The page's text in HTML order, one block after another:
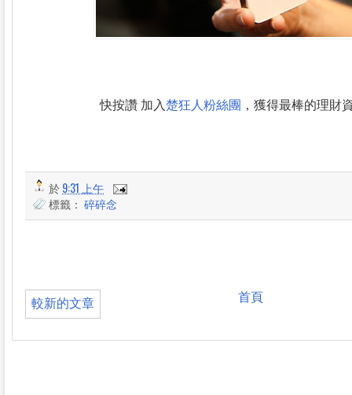
快按讚 加入楚狂人粉絲團 ，獲得最棒的理財
於9:31 上午
標籤： 碎碎念
較新的文章 首頁